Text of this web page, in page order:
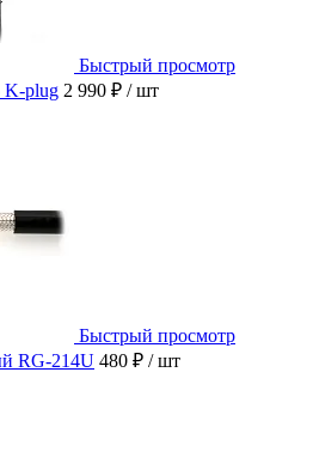
Быстрый просмотр
K-plug 2 990 ₽ / шт
Быстрый просмотр
RG-214U 480 ₽ / шт